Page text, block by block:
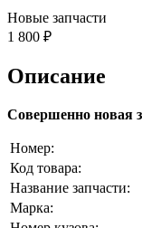
Новые запчасти
1 800 ₽
Описание
Совершенно новая
Номер:
Код товара:
Название запчасти:
Марка: